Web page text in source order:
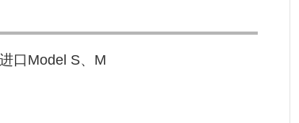
口Model S、M